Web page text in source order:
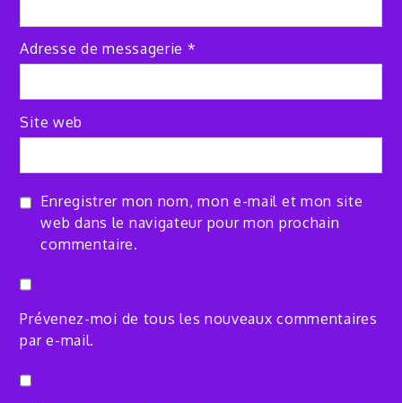
Adresse de messagerie *
Site web
Enregistrer mon nom, mon e-mail et mon site
web dans le navigateur pour mon prochain
commentaire.
Prévenez-moi de tous les nouveaux commentaires
par e-mail.